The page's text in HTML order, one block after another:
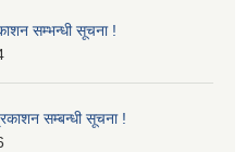
सम्भन्धी सूचना !
सम्बन्धी सूचना !